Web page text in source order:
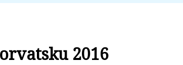
2016